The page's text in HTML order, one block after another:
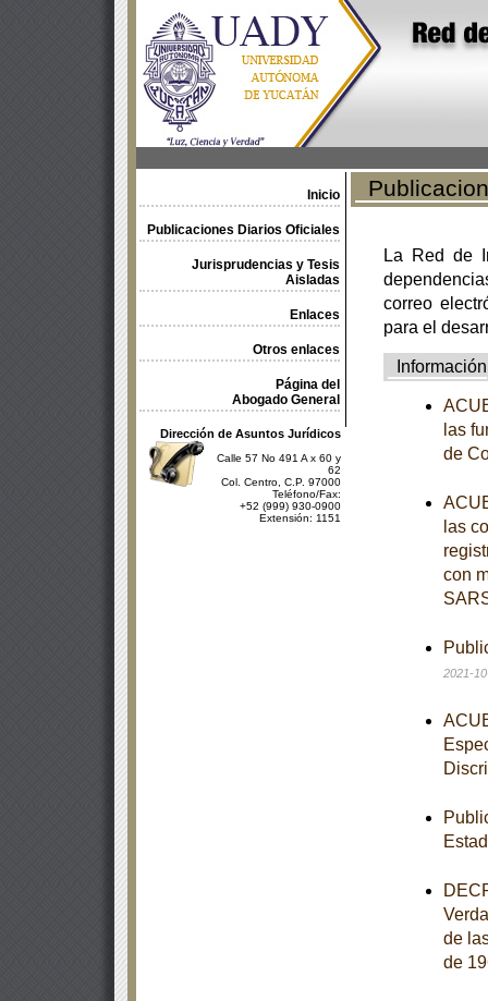
Inicio
Publicaciones Diarios Oficiales
Jurisprudencias y Tesis
Aisladas
Enlaces
Otros enlaces
Página del
Abogado General
Dirección de Asuntos Jurídicos
Calle 57 No 491 A x 60 y
62
Col. Centro, C.P. 97000
Teléfono/Fax:
+52 (999) 930-0900
Extensión: 1151
La Red de
correo
para el
Información
las
de
las
con
2021-
de
de